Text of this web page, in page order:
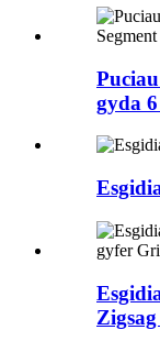
gyda